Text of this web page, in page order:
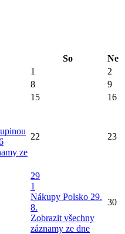
So
Ne
1
2
8
9
15 16
ze
22 23
29
1
Nákupy Polsko 29.
8.
Zobrazit všechny
záznamy ze dne
30